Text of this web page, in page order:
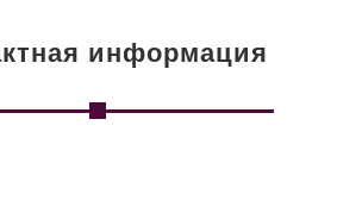
информация